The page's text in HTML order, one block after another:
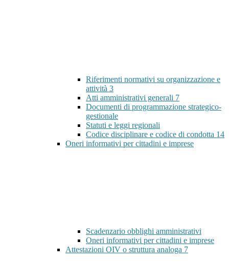
Riferimenti normativi su organizzazione e
attività 3
Atti amministrativi generali 7
Documenti di programmazione strategico-
gestionale
Statuti e leggi regionali
Codice disciplinare e codice di condotta 14
Oneri informativi per cittadini e imprese
Scadenzario obblighi amministrativi
Oneri informativi per cittadini e imprese
Attestazioni OIV o struttura analoga 7